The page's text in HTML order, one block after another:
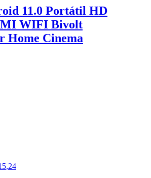
11.0 Portátil HD
WIFI Bivolt
Home Cinema
,24